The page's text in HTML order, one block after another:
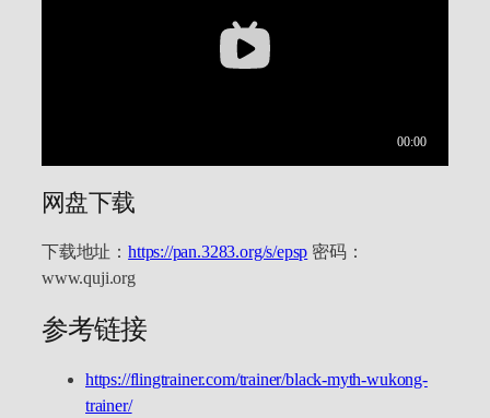
网盘下载
下载地址：https://pan.3283.org/s/epsp 密码：
www.quji.org
参考链接
https://flingtrainer.com/trainer/black-myth-wukong-
trainer/